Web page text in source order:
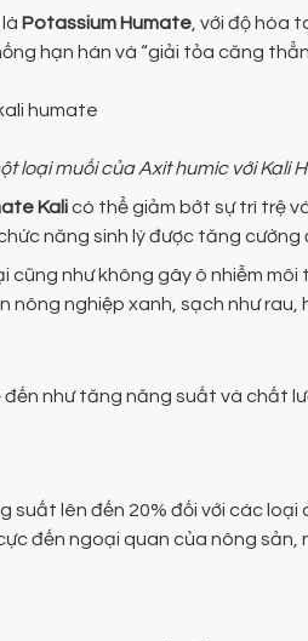
là Potassium Humate , với độ hòa
hạn hán và “giải tỏa căng
loại muối của Axit humic với Kali
Kalicó thể giảm bớt sự trì trệ
năng sinh lý được tăng cường
như không gây ô nhiễm
nông nghiệp xanh, sạch như
như tăng năng suất và chất
lên đến 20% đối với các
đến ngoại quan của nông